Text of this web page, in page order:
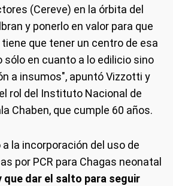
(Cereve) en la órbita del
y ponerlo en valor para que
que tener un centro de esa
en cuanto a lo edilicio sino
a insumos", apuntó Vizzotti y
rol del Instituto Nacional de
Chaben, que cumple 60 años.
la incorporación del uso de
por PCR para Chagas neonatal
que dar el salto para seguir